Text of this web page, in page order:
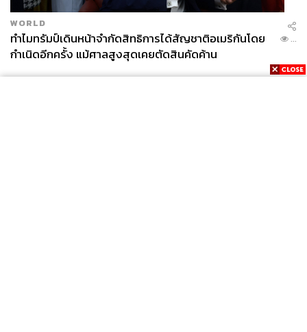
WORLD
ทำไมทรัมป์เดินหน้าจำกัดสิทธิการได้สัญชาติอเมริกันโดย
กำเนิดอีกครั้ง แม้ศาลสูงสุดเคยตัดสินคัดค้าน
...